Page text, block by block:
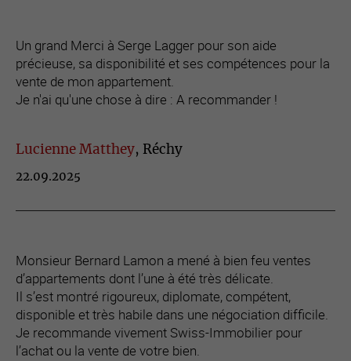
Un grand Merci à Serge Lagger pour son aide
précieuse, sa disponibilité et ses compétences pour la
vente de mon appartement.
Je n'ai qu'une chose à dire : A recommander !
Lucienne Matthey, Réchy
22.09.2025
Monsieur Bernard Lamon a mené à bien feu ventes
d’appartements dont l’une à été très délicate.
Il s’est montré rigoureux, diplomate, compétent,
disponible et très habile dans une négociation difficile.
Je recommande vivement Swiss-Immobilier pour
l’achat ou la vente de votre bien.